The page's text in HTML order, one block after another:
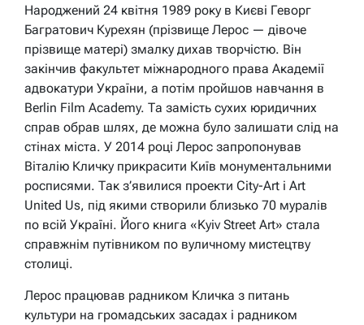
Народжений 24 квітня 1989 року в Києві Геворг
Багратович Курехян (прізвище Лерос — дівоче
прізвище матері) змалку дихав творчістю. Він
закінчив факультет міжнародного права Академії
адвокатури України, а потім пройшов навчання в
Berlin Film Academy. Та замість сухих юридичних
справ обрав шлях, де можна було залишати слід на
стінах міста. У 2014 році Лерос запропонував
Віталію Кличку прикрасити Київ монументальними
росписями. Так з’явилися проекти City-Art і Art
United Us, під якими створили близько 70 муралів
по всій Україні. Його книга «Kyiv Street Art» стала
справжнім путівником по вуличному мистецтву
столиці.
Лерос працював радником Кличка з питань
культури на громадських засадах і радником